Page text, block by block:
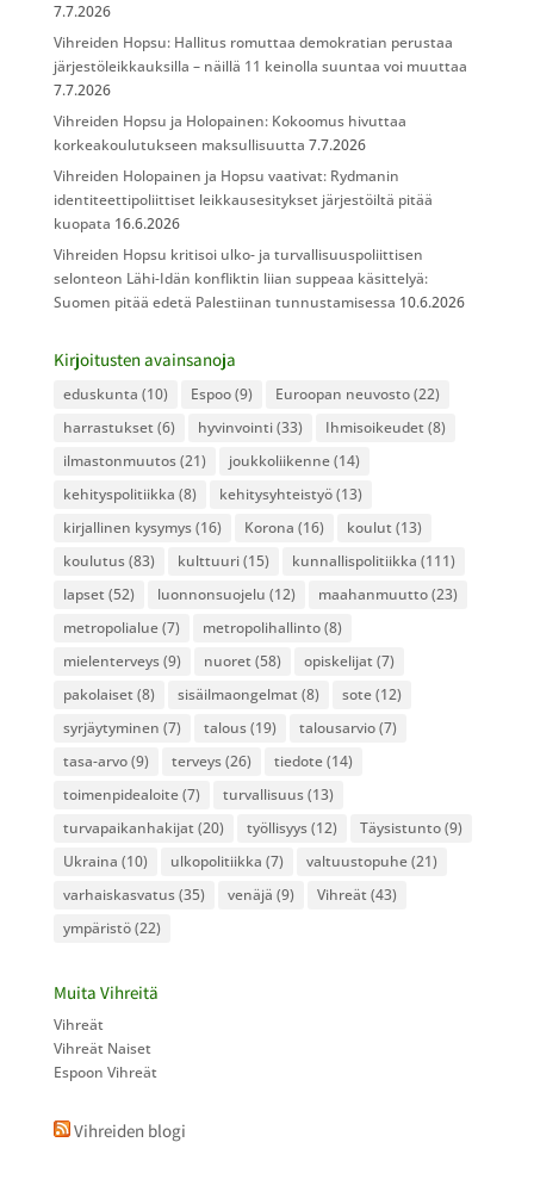
7.7.2026
Vihreiden Hopsu: Hallitus romuttaa demokratian perustaa
järjestöleikkauksilla – näillä 11 keinolla suuntaa voi muuttaa
7.7.2026
Vihreiden Hopsu ja Holopainen: Kokoomus hivuttaa
korkeakoulutukseen maksullisuutta 7.7.2026
Vihreiden Holopainen ja Hopsu vaativat: Rydmanin
identiteettipoliittiset leikkausesitykset järjestöiltä pitää
kuopata 16.6.2026
Vihreiden Hopsu kritisoi ulko- ja turvallisuuspoliittisen
selonteon Lähi-Idän konfliktin liian suppeaa käsittelyä:
Suomen pitää edetä Palestiinan tunnustamisessa 10.6.2026
Kirjoitusten avainsanoja
eduskunta (10) Espoo(9) Euroopan neuvosto(22)
harrastukset (6) hyvinvointi(33) Ihmisoikeudet (8)
ilmastonmuutos(21) joukkoliikenne(14)
kehityspolitiikka (8) kehitysyhteistyö(13)
kirjallinen kysymys(16) Korona (16) koulut (13)
koulutus(83) kulttuuri(15) kunnallispolitiikka (111)
lapset (52) luonnonsuojelu (12) maahanmuutto(23)
metropolialue(7) metropolihallinto(8)
mielenterveys(9) nuoret (58) opiskelijat (7)
pakolaiset (8) sisäilmaongelmat (8) sote(12)
syrjäytyminen (7) talous(19) talousarvio(7)
tasa-arvo(9) terveys(26) tiedote(14)
toimenpidealoite(7) turvallisuus(13)
turvapaikanhakijat (20) työllisyys(12) Täysistunto(9)
Ukraina (10) ulkopolitiikka (7) valtuustopuhe(21)
varhaiskasvatus(35) venäjä (9) Vihreät (43)
ympäristö(22)
Muita Vihreitä
Vihreät
Vihreät Naiset
Espoon Vihreät
Vihreiden blogi